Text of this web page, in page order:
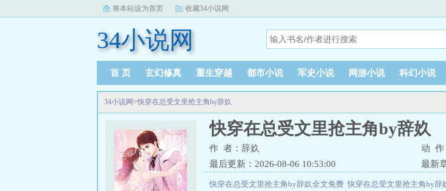
将本站设为首页 收藏34小说网
34小说网
首 页 玄幻修真 重生穿越 都市小说 军史小说 网游小说 科幻小说
34小说网>快穿在总受文里抢主角by辞奺
快穿在总受文里抢主角by辞奺
作 者：辞奺 动 作
最后更新：2026-08-06 10:53:00
最新
快穿在总受文里抢主角by辞奺全文免费 快穿在总受文里抢主角by辞